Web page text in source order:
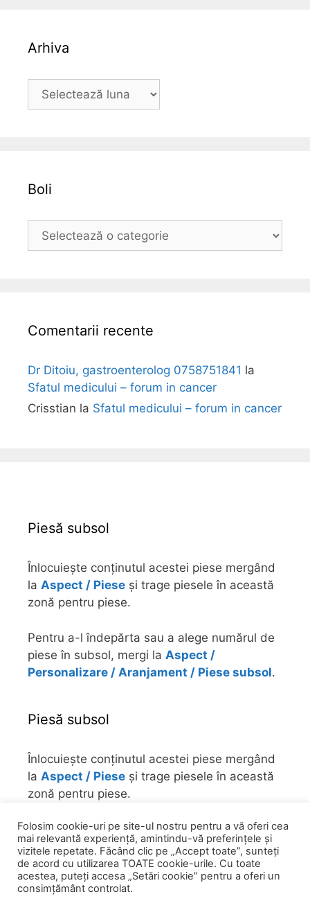
Arhiva
Boli
Comentarii recente
Dr Ditoiu, gastroenterolog 0758751841 la
Sfatul medicului – forum in cancer
Crisstian la Sfatul medicului – forum in cancer
Piesă subsol
Înlocuiește conținutul acestei piese mergând
la Aspect / Piese și trage piesele în această
zonă pentru piese.
Pentru a-l îndepărta sau a alege numărul de
piese în subsol, mergi la Aspect /
Personalizare / Aranjament / Piese subsol.
Piesă subsol
Înlocuiește conținutul acestei piese mergând
la Aspect / Piese și trage piesele în această
zonă pentru piese.
Pentru a-l îndepărta sau a alege numărul de
piese în subsol, mergi laAspect /
Personalizare / Aranjament / Piese subsol
Folosim cookie-uri pe site-ul nostru pentru a vă oferi cea
mai relevantă experiență, amintindu-vă preferințele și
vizitele repetate. Făcând clic pe „Accept toate”, sunteți
de acord cu utilizarea TOATE cookie-urile. Cu toate
acestea, puteți accesa „Setări cookie” pentru a oferi un
consimțământ controlat.